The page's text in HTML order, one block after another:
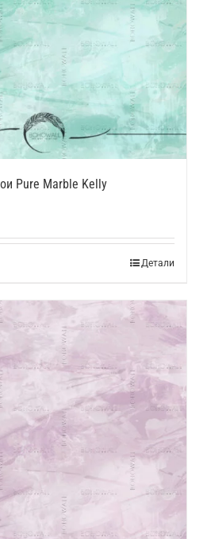
Pure Marble Kelly
Детали